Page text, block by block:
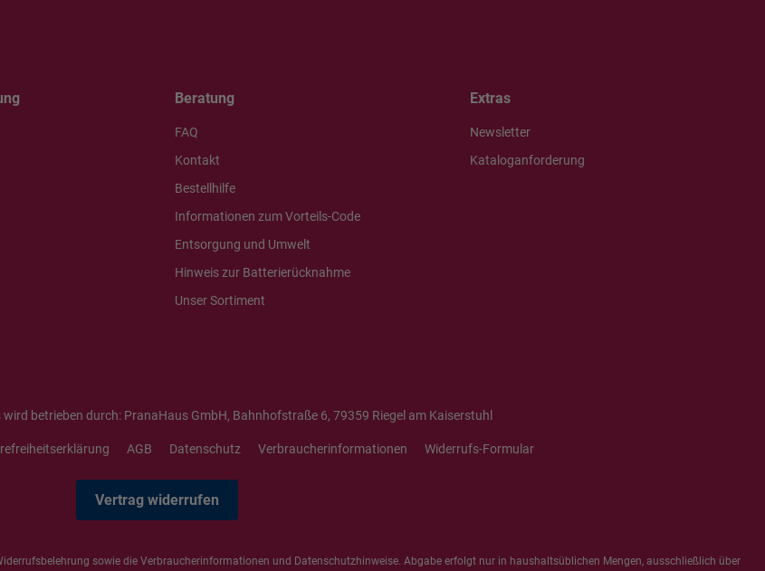
Beratung
FAQ
Kontakt
Bestellhilfe
Informationen zum Vorteils-Code
Entsorgung und Umwelt
Hinweis zur Batterierücknahme
Unser Sortiment
Extras
Newsletter
Kataloganforderung
betrieben durch: PranaHaus GmbH, Bahnhofstraße 6, 79359 Riegel am Kaiserstuhl
AGB Datenschutz Verbraucherinformationen Widerrufs-Formular
Vertrag widerrufen
sowie die Verbraucherinformationen und Datenschutzhinweise. Abgabe erfolgt nur in haushaltsüblichen Mengen, ausschließlich über